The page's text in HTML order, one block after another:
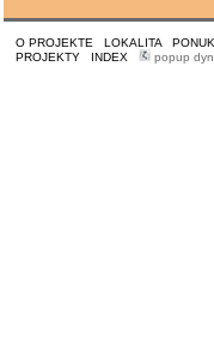
O PROJEKTE LOKALITA
PROJEKTY
INDEX popup